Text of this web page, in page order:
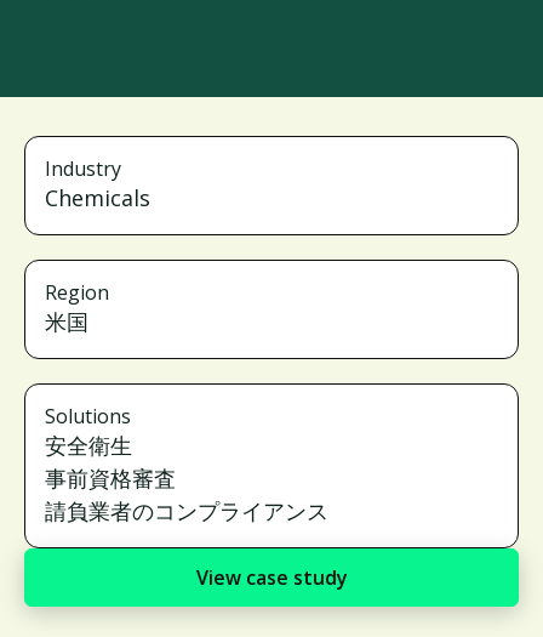
Industry
Chemicals
Region
米国
Solutions
安全衛生
事前資格審査
請負業者のコンプライアンス
View case study